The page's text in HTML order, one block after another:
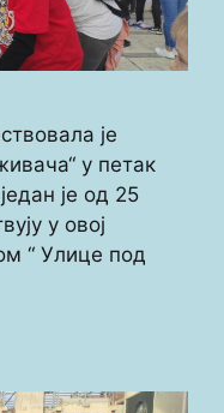
је
у петак
је од 25
у овој
“ Улице под